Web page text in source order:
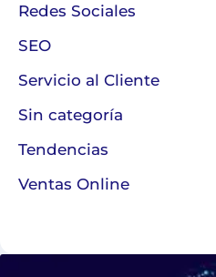
Redes Sociales
SEO
Servicio al Cliente
Sin categoría
Tendencias
Ventas Online